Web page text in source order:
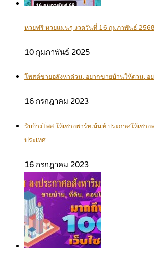
หวยฟรี หวยแม่นๆ งวดวันที่ 16 กุมภาพันธ์ 2568
10 กุมภาพันธ์ 2025
โพสต์ขายอสังหาด่วน, อยากขายบ้านให้ด่วน,
16 กรกฎาคม 2023
รับจ้างโพส ให้เช่าอพาร์ทเม้นท์ ประกาศให้เช่า
ประเทศ
16 กรกฎาคม 2023